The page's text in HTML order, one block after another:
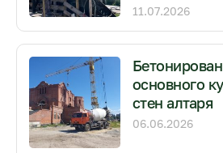
11.07.2026
основного
стен алтаря
06.06.2026